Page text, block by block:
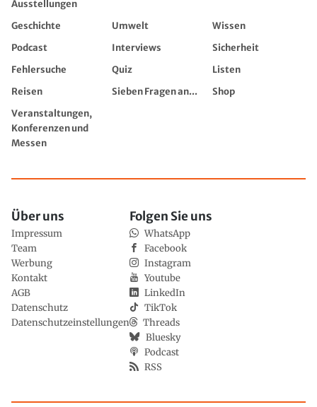
Ausstellungen
Geschichte Umwelt
Wissen
Podcast
Interviews
Sicherheit
Fehlersuche
Quiz
Listen
Reisen
Sieben Fragen an...
Shop
Veranstaltungen,
Konferenzen und
Messen
Über uns
Impressum
Team
Werbung
Kontakt
AGB
Datenschutz
Datenschutzeinstellungen
Folgen Sie uns
WhatsApp
Facebook
Instagram
Youtube
LinkedIn
TikTok
Threads
Bluesky
Podcast
RSS